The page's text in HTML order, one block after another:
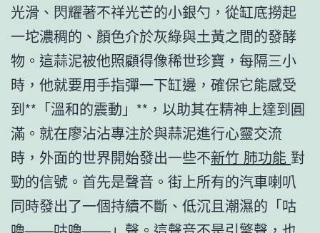
光滑、閃耀著不祥光芒的小銀勺，從缸底撈起
一坨濃稠的、顏色介於灰綠與土黃之間的發酵
物。這蒜泥被他照顧得像稀世珍寶，每隔三小
時，他就要用手指彈一下缸邊，確保它能感受
到**「溫和的震動」**，以助其在精神上達到圓
滿。就在廖沾沾專注於與蒜泥進行心靈交流
時，外面的世界開始發出一些不新竹 肺功能 對
勁的信號。首先是聲音。街上所有的汽車喇叭
同時發出了一個持續不斷、低沉且潮濕的「咕